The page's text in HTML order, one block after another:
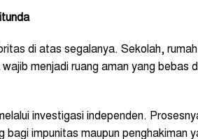
di atas segalanya. Sekolah,
menjadi ruang aman yang bebas
investigasi independen.
impunitas maupun penghakiman